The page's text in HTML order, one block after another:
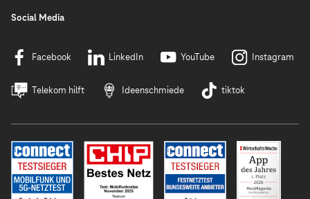
Social Media
Facebook LinkedIn YouTube Instagram
Telekom hilft Ideenschmiede tiktok